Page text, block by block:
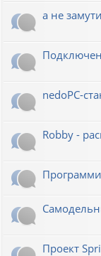
а не
nedoPC-
Robby -
Проект